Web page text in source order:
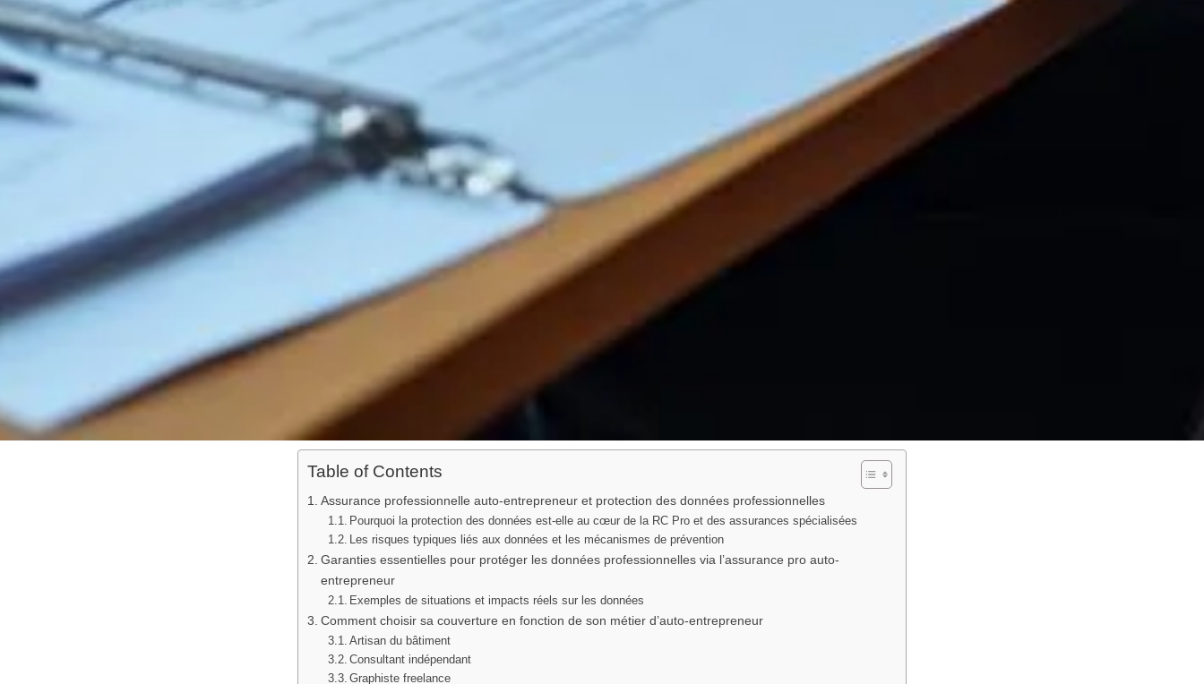
Table of Contents
Assurance professionnelle auto-entrepreneur et protection des données professionnelles
Pourquoi la protection des données est-elle au cœur de la RC Pro et des assurances spécialisées
Les risques typiques liés aux données et les mécanismes de prévention
Garanties essentielles pour protéger les données professionnelles via l’assurance pro auto-
entrepreneur
Exemples de situations et impacts réels sur les données
Comment choisir sa couverture en fonction de son métier d’auto-entrepreneur
Artisan du bâtiment
Consultant indépendant
Graphiste freelance